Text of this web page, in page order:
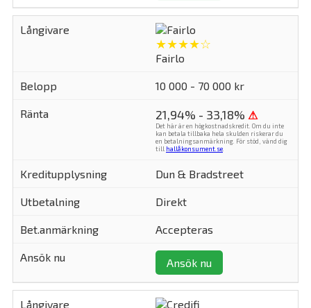
★★★★☆
Fairlo
10 000 - 70 000 kr
21,94% - 33,18% ⚠
Det här är en högkostnadskredit. Om du inte
kan betala tillbaka hela skulden riskerar du
en betalningsanmärkning. För stöd, vänd dig
till hallåkonsument.se
Dun & Bradstreet
Direkt
Accepteras
Ansök nu